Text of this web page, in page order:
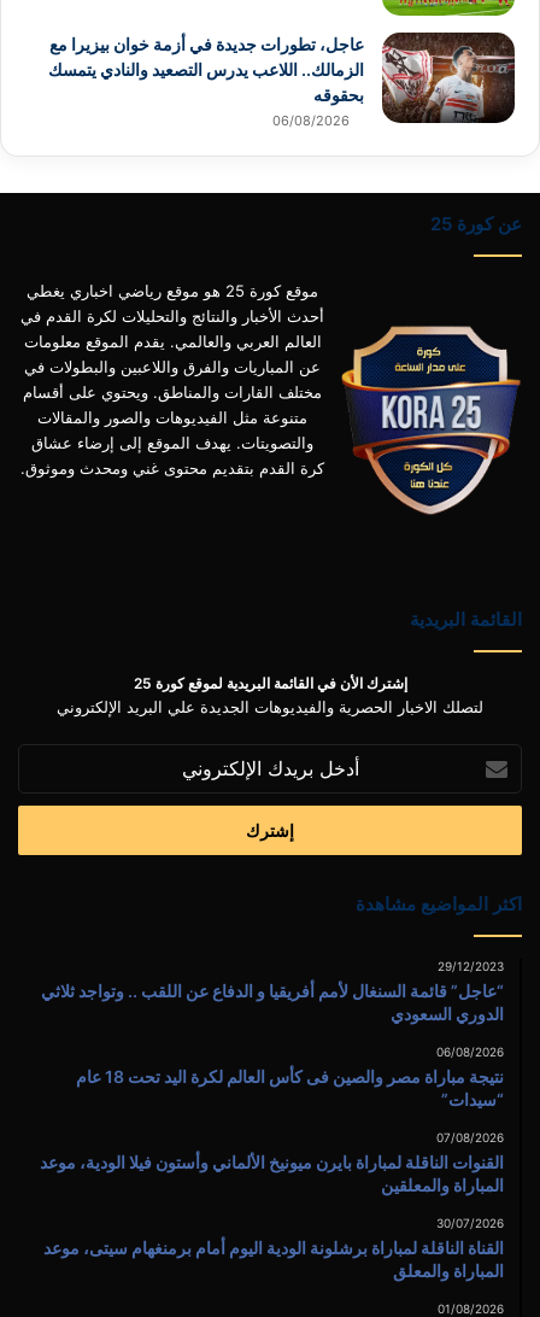
عاجل، تطورات جديدة في أزمة خوان بيزيرا مع
الزمالك.. اللاعب يدرس التصعيد والنادي يتمسك
بحقوقه
06/08/2026
عن كورة 25
موقع كورة 25 هو موقع رياضي اخباري يغطي
أحدث الأخبار والنتائج والتحليلات لكرة القدم في
العالم العربي والعالمي. يقدم الموقع معلومات
عن المباريات والفرق واللاعبين والبطولات في
مختلف القارات والمناطق. ويحتوي على أقسام
متنوعة مثل الفيديوهات والصور والمقالات
والتصويتات. يهدف الموقع إلى إرضاء عشاق
كرة القدم بتقديم محتوى غني ومحدث وموثوق.
القائمة البريدية
إشترك الأن في القائمة البريدية لموقع كورة 25
لتصلك الاخبار الحصرية والفيديوهات الجديدة علي البريد الإلكتروني
بريدك
الإلكتروني
اكثر المواضيع مشاهدة
29/12/2023
“عاجل” قائمة السنغال لأمم أفريقيا و الدفاع عن اللقب .. وتواجد ثلاثي
الدوري السعودي
06/08/2026
نتيجة مباراة مصر والصين فى كأس العالم لكرة اليد تحت 18 عام
“سيدات”
07/08/2026
القنوات الناقلة لمباراة بايرن ميونيخ الألماني وأستون فيلا الودية، موعد
المباراة والمعلقين
30/07/2026
القناة الناقلة لمباراة برشلونة الودية اليوم أمام برمنغهام سيتى، موعد
المباراة والمعلق
01/08/2026